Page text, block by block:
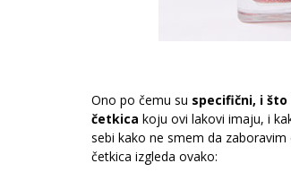
Ono po čemu su specifični, i
četkica koju ovi lakovi imaju, i
sebi kako ne smem da
četkica izgleda ovako: